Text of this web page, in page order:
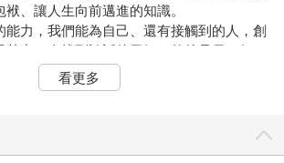
、讓人生向前邁進的知識。
能力，我們能為自己、還有接觸到的人，創
中一人找到談話的勇氣，然後是另一個
樣的骨牌效應甚至能夠改變世界。
會和金融方面，都在發生巨大變化的時代，
關係或離鄉背井，都得克服前所未有的難
看更多